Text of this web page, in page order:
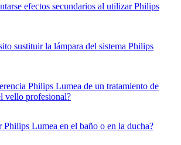
efectos secundarios al utilizar Philips
sustituir la lámpara del sistema Philips
Philips Lumea de un tratamiento de
vello profesional?
Philips Lumea en el baño o en la ducha?